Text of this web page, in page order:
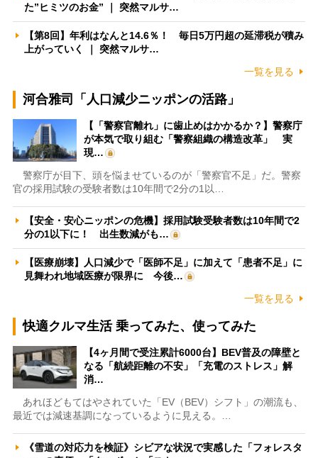
た”ヒミツのお金” ｜ 突然マルサ…
【第8回】年利はなんと14.6％！ 毎日5万円超の延滞税が積み
上がっていく ｜ 突然マルサ…
一覧を見る
河合雅司「人口減少ニッポンの活路」
【「警察官離れ」に歯止めはかかるか？】警察庁
が本気で取り組む「警察組織の構造改革」 実
現…
警察庁が目下、頭を悩ませているのが「警察官不足」だ。警察
官の採用試験の受験者数は10年間で2分の1以…
【安全・安心ニッポンの危機】採用試験受験者数は10年間で2
分の1以下に！ 出生数減がも…
【医療崩壊】人口減少で「医師不足」に加えて「患者不足」に
見舞われ地域医療が限界に 今後…
一覧を見る
快適クルマ生活 乗ってみた、使ってみた
【4ヶ月間で受注累計6000台】BEV普及の障壁と
なる「航続距離の不安」「充電のストレス」解
消…
あれほどもてはやされていた「EV（BEV）シフト」の潮流も、
最近では減速基調になっているように見える。…
《雪道の対応力を検証》シビアな状況で実感した「フォレスタ